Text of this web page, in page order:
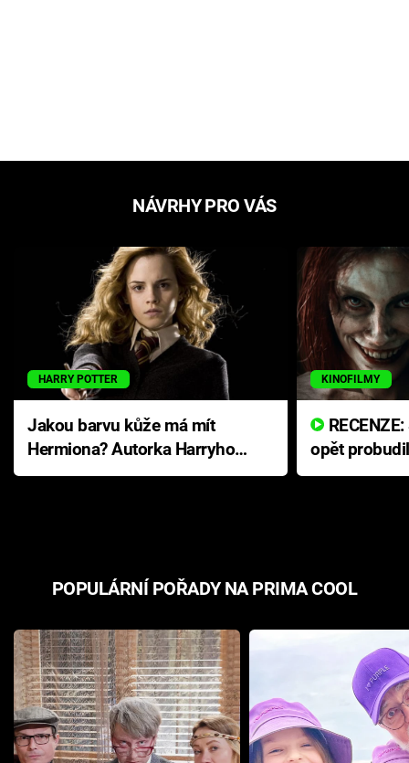
NÁVRHY PRO VÁS
HARRY POTTER
Jakou barvu kůže má mít
Hermiona? Autorka Harryho
Pottera přišla s ráznou
KINOFILMY
opět
přichází s
POPULÁRNÍ POŘADY NA PRIMA COOL